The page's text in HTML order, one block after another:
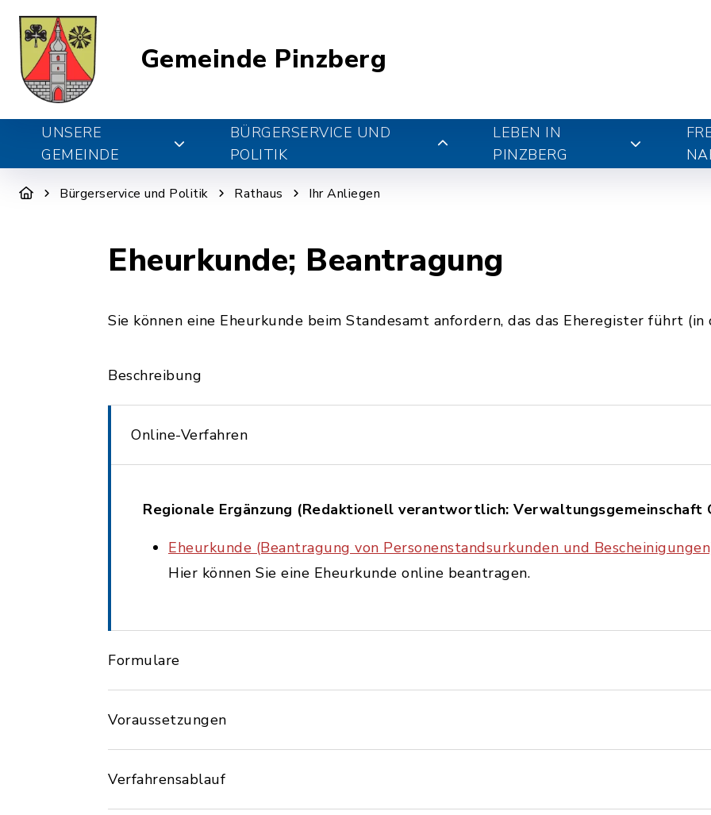
Gemeinde Pinzberg
UNSERE
GEMEINDE
BÜRGERSERVICE UND
POLITIK
LEBEN IN
PINZBERG
Bürgerservice und Politik Rathaus Ihr Anliegen
Eheurkunde; Beantragung
Sie können eine Eheurkunde beim Standesamt anfordern, das das Eheregister führt
Beschreibung
Online-Verfahren
Regionale Ergänzung (Redaktionell verantwortlich: Verwaltungsgemeinschaft
Eheurkunde (Beantragung von Personenstandsurkunden und
Hier können Sie eine Eheurkunde online beantragen.
Formulare
Voraussetzungen
Verfahrensablauf